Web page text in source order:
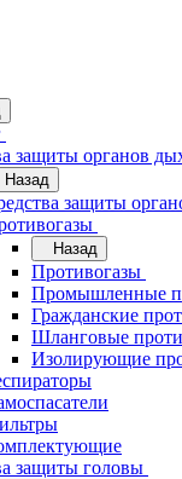
защиты органов
Назад
защиты
Назад
Противогазы
Промышленные
Гражданские
Шланговые
Изолирующие
защиты головы